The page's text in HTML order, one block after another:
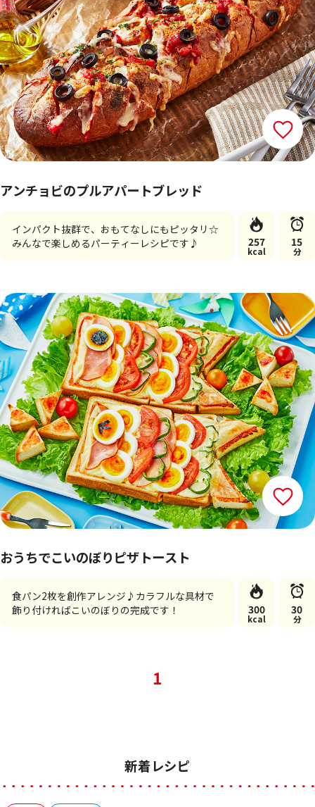
アンチョビのプルアパートブレッド
インパクト抜群で、おもてなしにもピッタリ☆
みんなで楽しめるパーティーレシピです♪
257
kcal
15
分
おうちでこいのぼりピザトースト
食パン2枚を創作アレンジ♪カラフルな具材で
飾り付ければこいのぼりの完成です！
300
kcal
30
分
1
新着レシピ